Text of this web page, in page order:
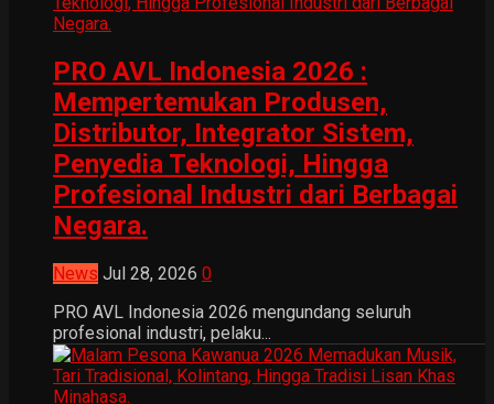
PRO AVL Indonesia 2026 :
Mempertemukan Produsen,
Distributor, Integrator Sistem,
Penyedia Teknologi, Hingga
Profesional Industri dari Berbagai
Negara.
News Jul 28, 2026 0
PRO AVL Indonesia 2026 mengundang seluruh
profesional industri, pelaku...